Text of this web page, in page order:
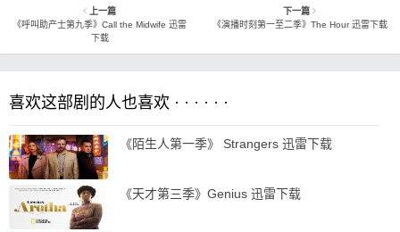
上一篇
《呼叫助产士第九季》Call the Midwife 迅雷
下载
下一篇
《演播时刻第一至二季》The Hour 迅雷下载
喜欢这部剧的人也喜欢 · · · · · ·
《陌生人第一季》 Strangers 迅雷下载
《天才第三季》Genius 迅雷下载